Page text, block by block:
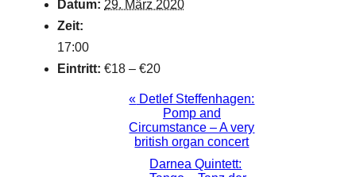
Datum: 29. März 2020
Zeit:
17:00
Eintritt: €18 – €20
VERANSTALTUNG-
NAVIGATION
« Detlef Steffenhagen:
Pomp and
Circumstance – A very
british organ concert
Darnea Quintett: